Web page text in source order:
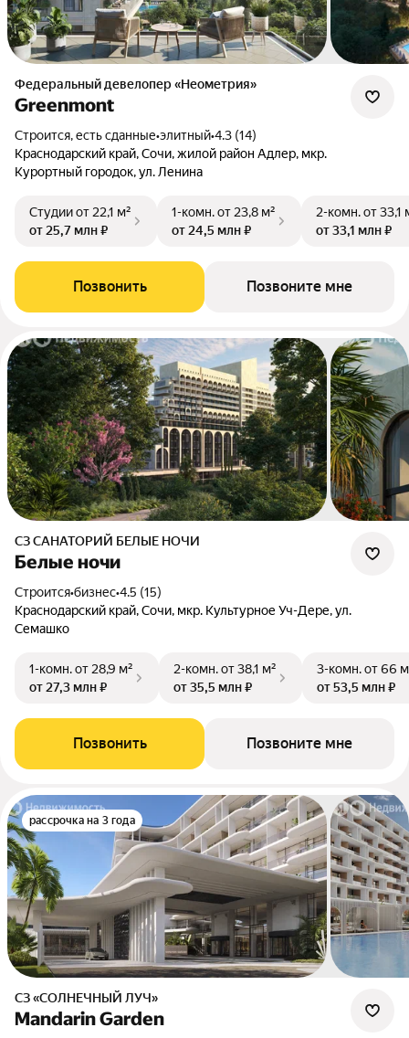
Федеральный девелопер «Неометрия»
Greenmont
Строится, есть сданные•элитный•4.3 (14)
Краснодарский край, Сочи, жилой район Адлер, мкр.
Курортный городок, ул. Ленина
Студииот 22,1 м²
от 25,7 млн ₽
1-комн.от 23,8 м²
от 24,5 млн ₽
2-комн.от 33,1
от 33,1 млн ₽
Позвонить Позвоните мне
СЗ САНАТОРИЙ БЕЛЫЕ НОЧИ
Белые ночи
Строится•бизнес•4.5 (15)
Краснодарский край, Сочи, мкр. Культурное Уч-Дере, ул.
Семашко
1-комн.от 28,9 м²
от 27,3 млн ₽
2-комн.от 38,1 м²
от 35,5 млн ₽
3-комн.от 66
от 53,5 млн ₽
Позвонить Позвоните мне
рассрочка на 3 года
СЗ «СОЛНЕЧНЫЙ ЛУЧ»
Mandarin Garden